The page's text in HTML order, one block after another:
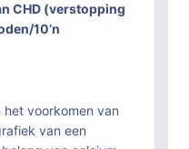
CHD (verstopping
10’n
het voorkomen van
van een